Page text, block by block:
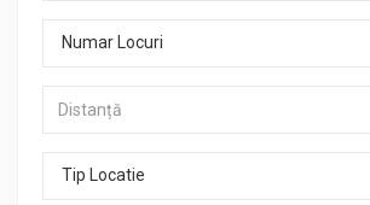
Numar Locuri
Tip Locatie